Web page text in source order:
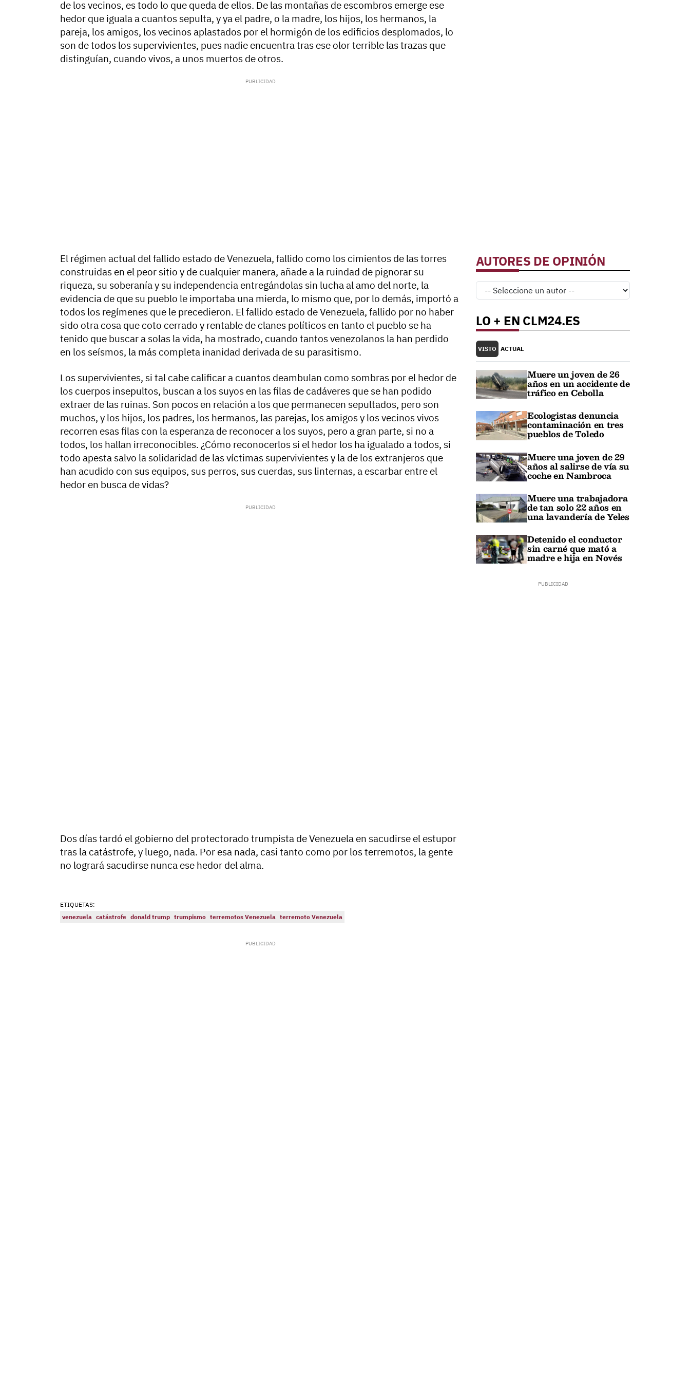
de los vecinos, es todo lo que queda de ellos. De las montañas de escombros emerge ese
hedor que iguala a cuantos sepulta, y ya el padre, o la madre, los hijos, los hermanos, la
pareja, los amigos, los vecinos aplastados por el hormigón de los edificios desplomados, lo
son de todos los supervivientes, pues nadie encuentra tras ese olor terrible las trazas que
distinguían, cuando vivos, a unos muertos de otros.
El régimen actual del fallido estado de Venezuela, fallido como los cimientos de las torres
construidas en el peor sitio y de cualquier manera, añade a la ruindad de pignorar su
riqueza, su soberanía y su independencia entregándolas sin lucha al amo del norte, la
evidencia de que su pueblo le importaba una mierda, lo mismo que, por lo demás, importó a
todos los regímenes que le precedieron. El fallido estado de Venezuela, fallido por no haber
sido otra cosa que coto cerrado y rentable de clanes políticos en tanto el pueblo se ha
tenido que buscar a solas la vida, ha mostrado, cuando tantos venezolanos la han perdido
en los seísmos, la más completa inanidad derivada de su parasitismo.
Los supervivientes, si tal cabe calificar a cuantos deambulan como sombras por el hedor de
los cuerpos insepultos, buscan a los suyos en las filas de cadáveres que se han podido
extraer de las ruinas. Son pocos en relación a los que permanecen sepultados, pero son
muchos, y los hijos, los padres, los hermanos, las parejas, los amigos y los vecinos vivos
recorren esas filas con la esperanza de reconocer a los suyos, pero a gran parte, si no a
todos, los hallan irreconocibles. ¿Cómo reconocerlos si el hedor los ha igualado a todos, si
todo apesta salvo la solidaridad de las víctimas supervivientes y la de los extranjeros que
han acudido con sus equipos, sus perros, sus cuerdas, sus linternas, a escarbar entre el
hedor en busca de vidas?
Dos días tardó el gobierno del protectorado trumpista de Venezuela en sacudirse el estupor
tras la catástrofe, y luego, nada. Por esa nada, casi tanto como por los terremotos, la gente
no logrará sacudirse nunca ese hedor del alma.
ETIQUETAS:
venezuela catástrofe donald trump trumpismo terremotos Venezuela terremoto Venezuela
AUTORES DE OPINIÓN
LO + EN CLM24.ES
VISTO ACTUAL
Muere un joven de 26
años en un accidente de
tráfico en Cebolla
Ecologistas denuncia
contaminación en tres
pueblos de Toledo
Muere una joven de 29
años al salirse de vía su
coche en Nambroca
Muere una trabajadora
de tan solo 22 años en
una lavandería de Yeles
Detenido el conductor
sin carné que mató a
madre e hija en Novés